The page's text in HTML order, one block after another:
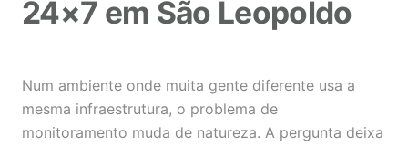
24×7 em São Leopoldo
Num ambiente onde muita gente diferente usa a
mesma infraestrutura, o problema de
monitoramento muda de natureza. A pergunta deixa